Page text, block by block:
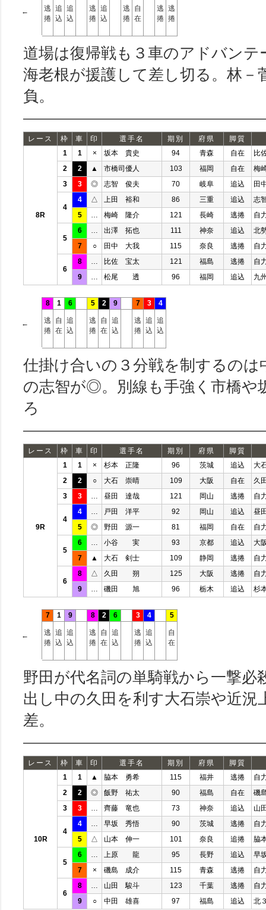
←
逃
捲
追
込
追
込
逃
捲
追
込
逃
捲
自
在
逃
捲
逃
捲
道場は復帰戦も３車のアドバン
海老根が援護して差し切る。林－
負。
レース 枠 車 印 選手名 期別 府県 脚質
8R
1 1 × 坂本 貴史 94 青森 自在
比
2
2 ▲ 市橋司優人 103 福岡 自在
梅
3
3 ◎ 志智 俊夫 70 岐阜 追込 田
4
4 △ 上田 裕和 86 三重 追込
志
5
梅崎 隆介 121 長崎 逃捲 自
5
6 出澤 拓也 111 神奈 追込
北
7
○ 田中 大我 115 奈良 逃捲 自
6
8 比佐 宝太 121 福島 逃捲
自
9
松尾 透 96 福岡 追込 九
←
8
逃
捲
1
自
在
6
追
込
5
逃
捲
2
自
在
9
追
込
7
逃
捲
3
追
込
4
追
込
仕掛け合いの３分戦を制するのは
の志智が◎。別線も手強く市橋や
ろ
レース 枠 車 印 選手名 期別 府県 脚質
9R
1 1 × 杉本 正隆 96 茨城 追込
大
2
2 ○ 大石 崇晴 109 大阪 自在
久
3
3 昼田 達哉 121 岡山 逃捲 自
4
4 戸田 洋平 92 岡山 追込
昼
5
◎ 野田 源一 81 福岡 自在 自
5
6 小谷 実 93 京都 追込
大
7
▲ 大石 剣士 109 静岡 逃捲 自
6
8 △ 久田 朔 125 大阪 逃捲
自
9
磯田 旭 96 栃木 追込 杉
←
7
逃
捲
1
追
込
9
追
込
8
逃
捲
2
自
在
6
追
込
3
逃
捲
4
追
込
5
自
在
野田が代名詞の単騎戦から一撃必
出し中の久田を利す大石崇や近況
差。
レース 枠 車 印 選手名 期別 府県 脚質
10R
1 1 ▲ 脇本 勇希 115 福井 逃捲
自
2
2 ◎ 飯野 祐太 90 福島 自在
磯
3
3 齊藤 竜也 73 神奈 追込 山
4
4 早坂 秀悟 90 茨城 逃捲
自
5
△ 山本 伸一 101 奈良 追捲 脇
5
6 上原 龍 95 長野 追込
早
7
× 磯島 成介 115 青森 逃捲 自
6
8 山田 駿斗 123 千葉 逃捲
自
9
○ 中田 雄喜 97 福島 追込 北